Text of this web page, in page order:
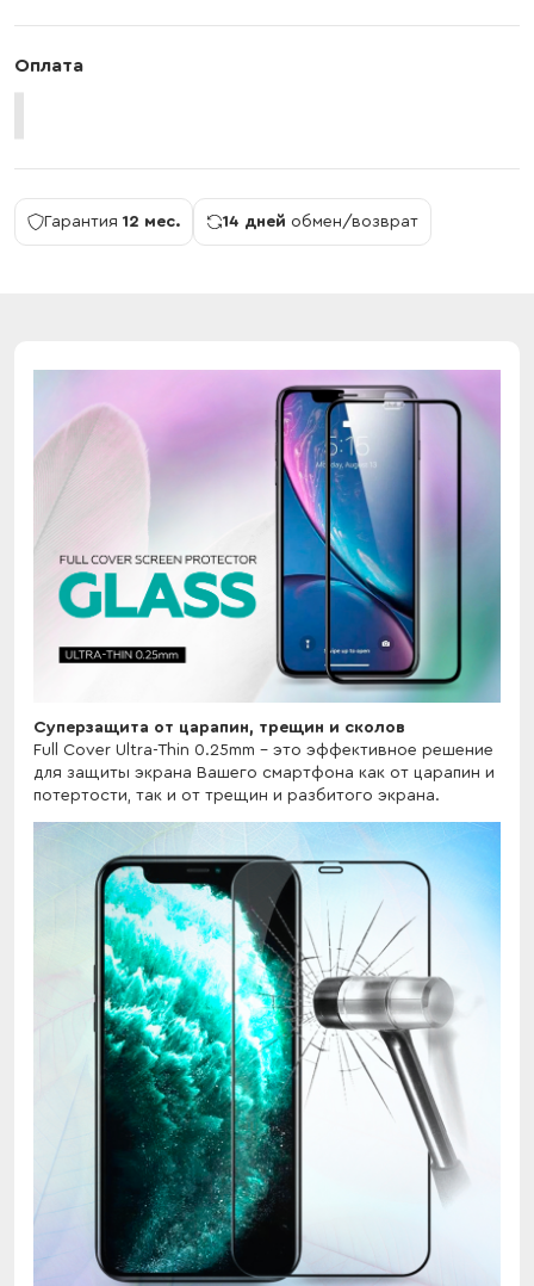
Оплата
Гарантия 12 мес. 14 дней обмен/возврат
Cуперзащита от царапин, трещин и сколов
Full Cover Ultra-Thin 0.25mm - это эффективное решение
для защиты экрана Вашего смартфона как от царапин и
потертости, так и от трещин и разбитого экрана.